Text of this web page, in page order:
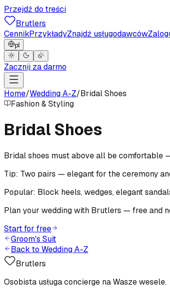
Przejdź do treści
Brutlers
CennikPrzykładyZnajdź usługodawców
pl
Zacznij za darmo
Home/Wedding A-Z/Bridal Shoes
Fashion & Styling
Bridal Shoes
Bridal shoes must above all be comfortable
Tip: Two pairs — elegant for the ceremony
Popular: Block heels, wedges, elegant
Plan your wedding with Brutlers — free and
Start for free
Groom's Suit
Back to Wedding A-Z
Brutlers
Osobista usługa concierge na Wasze wesele.